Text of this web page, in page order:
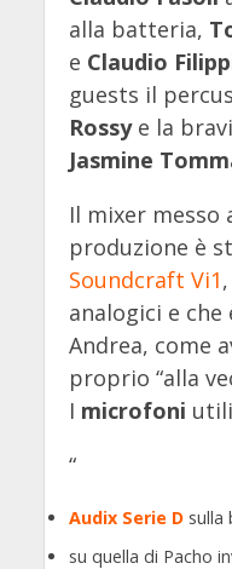
alla batteria,
e Claudio
guests il
Rossy e la
Jasmine
Il mixer messo
produzione è
Soundcraft Vi1
analogici e
Andrea, come
proprio “alla
I microfoni
“
Audix Serie Dsulla
su quella di Pacho